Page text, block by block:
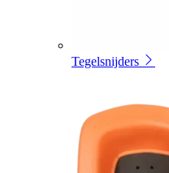
Tegelsnijders